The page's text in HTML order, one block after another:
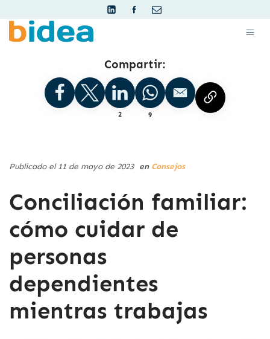
Compartir:
2 9
Publicado el 11 de mayo de 2023 en Consejos
Conciliación familiar:
cómo cuidar de
personas
dependientes
mientras trabajas